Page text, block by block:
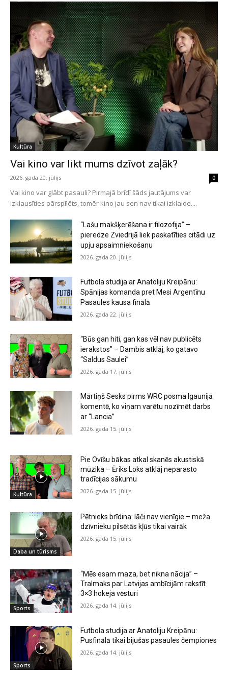
Kultūra
Vai kino var likt mums dzīvot zaļāk?
2026. gada 20. jūlijs 0
Vai kino var glābt pasauli? Pirmajā brīdī šāds jautājums var
izklausīties pārspīlēts, tomēr kino jau sen nav tikai izklaide....
“Lašu makšķerēšana ir filozofija” –
pieredze Zviedrijā liek paskatīties citādi uz
upju apsaimniekošanu
2026. gada 20. jūlijs
Futbola studija ar Anatoliju Kreipānu:
Spānijas komanda pret Mesi Argentīnu
Pasaules kausa finālā
2026. gada 22. jūlijs
“Būs gan hiti, gan kas vēl nav publicēts
ierakstos” – Dambis atklāj, ko gatavo
“Saldus Saulei”
2026. gada 17. jūlijs
Mārtiņš Sesks pirms WRC posma Igaunijā
komentē, ko viņam varētu nozīmēt darbs
ar “Lancia”
2026. gada 15. jūlijs
Kultūra
Pie Ovīšu bākas atkal skanēs akustiskā
mūzika – Ēriks Loks atklāj neparasto
tradīcijas sākumu
2026. gada 15. jūlijs
Daba un tūrisms
Pētnieks brīdina: lāči nav vienīgie – meža
dzīvnieku pilsētās kļūs tikai vairāk
2026. gada 15. jūlijs
Sports
“Mēs esam maza, bet nikna nācija” –
Tralmaks par Latvijas ambīcijām rakstīt
3×3 hokeja vēsturi
2026. gada 14. jūlijs
Sports
Futbola studija ar Anatoliju Kreipānu:
Pusfinālā tikai bijušās pasaules čempiones
2026. gada 14. jūlijs